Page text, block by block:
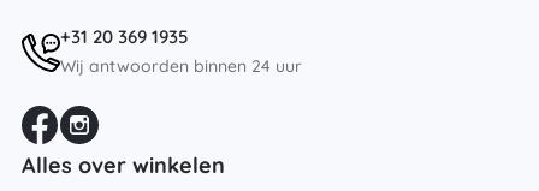
+31 20 369 1935
Wij antwoorden binnen 24 uur
Alles over winkelen